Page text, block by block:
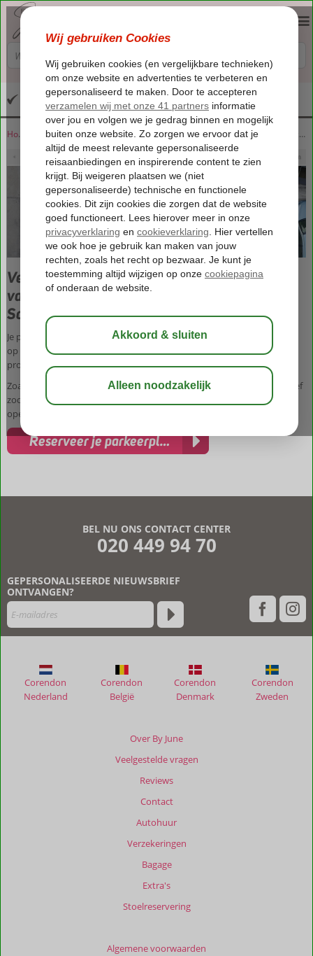
Altijd inclusief huurauto
Home Schiphol Parking: goedkoop, snel en veilig parkeren bij luchthaven Schiphol.
Vertrek je binnenkort met ons naar jouw
vakantiebestemming vanaf Amsterdam
Schiphol Airport?
Je parkeert je auto op max. 5 minuten loopafstand van de luchthaven
op een uitstekend bereikbare, 24/7 bemande parkeerlocatie met
professionele service.
Zoals je van ons gewend bent, kan dit tegen een voordelig parkeertarief
zodat je niet meer afhankelijk bent van familie of vrienden, het
openbaar vervoer of een taxi.
Reserveer je parkeerplek
BEL NU ONS CONTACT CENTER
020 449 94 70
GEPERSONALISEERDE NIEUWSBRIEF
ONTVANGEN?
Over By June
Veelgestelde vragen
Reviews
Contact
Autohuur
Verzekeringen
Bagage
Extra's
Stoelreservering
Algemene voorwaarden
Corendon
Nederland
Corendon
België
Corendon
Denmark
Corendon
Zweden